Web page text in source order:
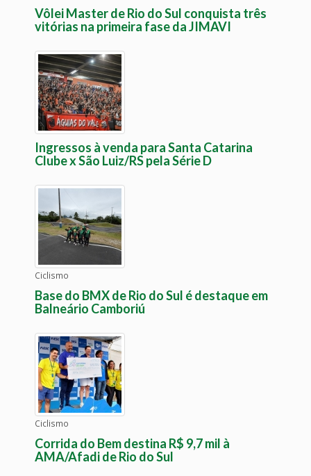
Vôlei Master de Rio do Sul conquista três
vitórias na primeira fase da JIMAVI
Ingressos à venda para Santa Catarina
Clube x São Luiz/RS pela Série D
Ciclismo
Base do BMX de Rio do Sul é destaque em
Balneário Camboriú
Ciclismo
Corrida do Bem destina R$ 9,7 mil à
AMA/Afadi de Rio do Sul